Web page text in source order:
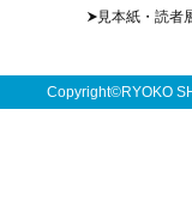
見本紙・読者
Copyright©RYOKO